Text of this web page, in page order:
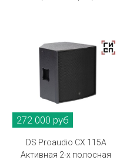
272 000 руб
DS Proaudio CX 115A
Активная 2-х полосная